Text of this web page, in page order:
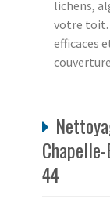
lichens,
votre toit.
efficaces
44